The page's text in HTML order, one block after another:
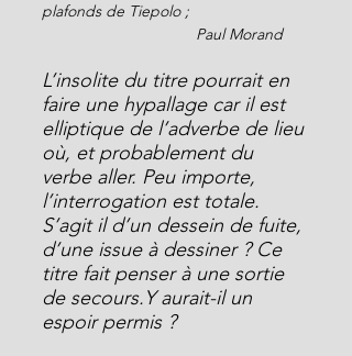
plafonds de Tiepolo ;
Paul Morand
L’insolite du titre pourrait en
faire une hypallage car il est
elliptique de l’adverbe de lieu
où, et probablement du
verbe aller. Peu importe,
l’interrogation est totale.
S’agit il d’un dessein de fuite,
d’une issue à dessiner ? Ce
titre fait penser à une sortie
de secours.Y aurait-il un
espoir permis ?